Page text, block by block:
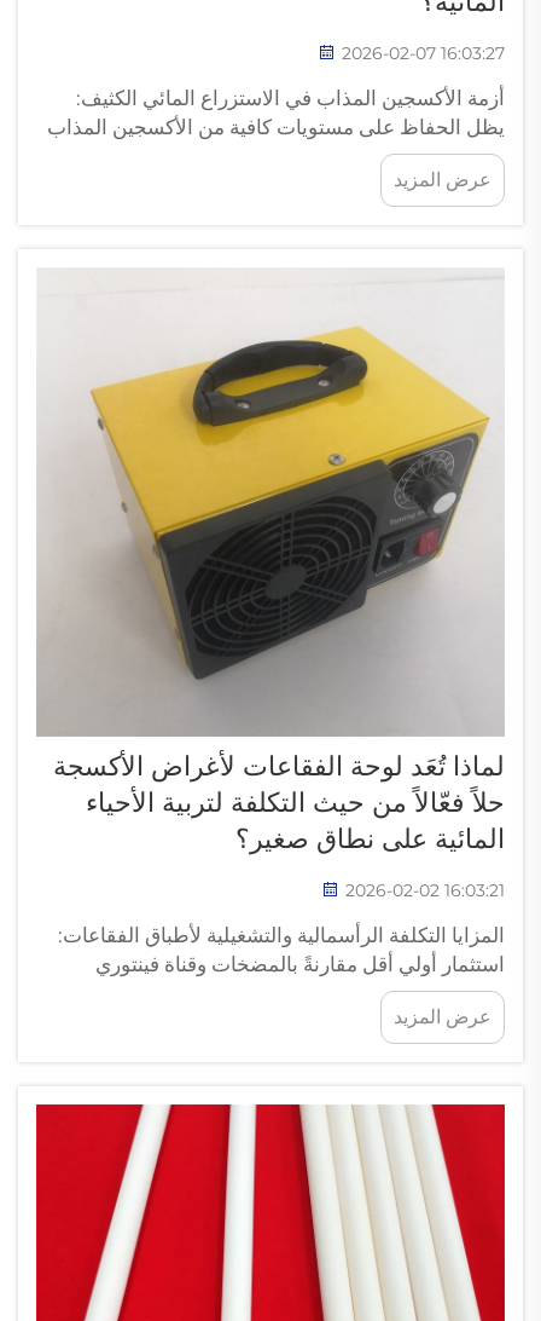
2026-02-07 16:03:27
أزمة الأكسجين المذاب في الاستزراع المائي الكثيف:
يظل الحفاظ على مستويات كافية من الأكسجين المذاب
(DO) أهم تحدٍّ في عمليات الاستزراع المائي عالية
الكثافة. وتحتاج الأسماك إلى تركيزات أكسجين مذاب
عرض المزيد
لماذا تُعَد لوحة الفقاعات لأغراض الأكسجة
حلاً فعّالاً من حيث التكلفة لتربية الأحياء
المائية على نطاق صغير؟
2026-02-02 16:03:21
المزايا التكلفة الرأسمالية والتشغيلية لأطباق الفقاعات:
استثمار أولي أقل مقارنةً بالمضخات وقناة فينتوري
والمُهويات السطحية. تُوفِّر أطباق الفقاعات المال مقارنةً
بخيارات التهوية الميكانيكية الأخرى. وهي مصنوعة من
الفولاذ المقاوم للصدأ الأساسي دون أي مكونات معقدة...
عرض المزيد